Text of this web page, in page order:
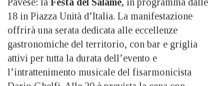
18 in Piazza Unità d’Italia. La manifestazione
offrirà una serata dedicata alle eccellenze
gastronomiche del territorio, con bar e griglia
attivi per tutta la durata dell’evento e
l’intrattenimento musicale del fisarmonicista